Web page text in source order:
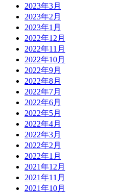
2023年3月
2023年2月
2023年1月
2022年12月
2022年11月
2022年10月
2022年9月
2022年8月
2022年7月
2022年6月
2022年5月
2022年4月
2022年3月
2022年2月
2022年1月
2021年12月
2021年11月
2021年10月